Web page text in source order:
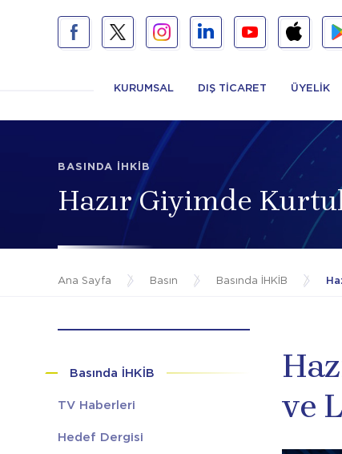
KURUMSAL DIŞ TİCARET ÜYELİK
BASINDA İHKİB
Hazır Giyimde
Ana Sayfa / Basın / Basında İHKİB /
Basında İHKİB
TV Haberleri
Hedef Dergisi
ve